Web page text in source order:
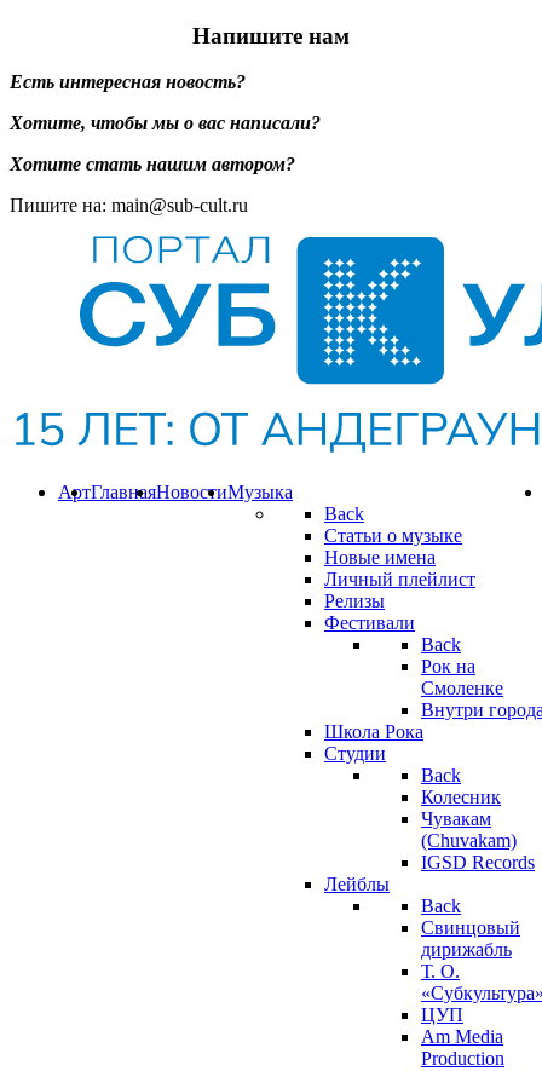
Напишите нам
Есть интересная новость?
Хотите, чтобы мы о вас написали?
Хотите стать нашим автором?
Пишите на: main@sub-cult.ru
Музыка
Back
Статьи о музыке
Новые имена
Личный плейлист
Релизы
Фестивали
Back
Рок на
Смоленке
Внутри
Школа Рока
Студии
Back
Колесник
Чувакам
(Chuvakam)
IGSD Records
Лейблы
Back
Свинцовый
дирижабль
Т. О.
ЦУП
Am Media
Production
Новости
Главная
Арт